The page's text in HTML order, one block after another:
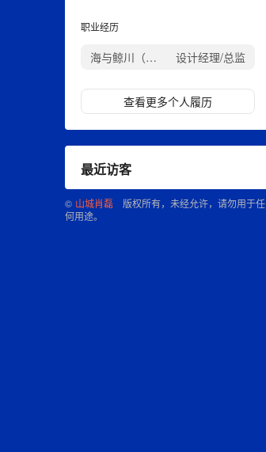
职业经历
海与鲸川（杭州）设计工作室 设计经理/总监
查看更多个人履历
最近访客
© 山城肖磊
版权所有，未经允许，请勿用于任
何用途。